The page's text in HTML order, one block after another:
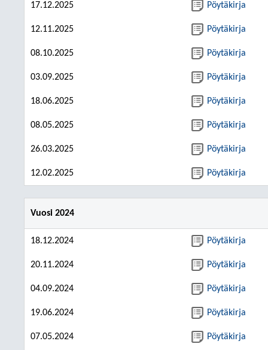
17.12.2025 Pöytäkirja
12.11.2025 Pöytäkirja
08.10.2025 Pöytäkirja
03.09.2025 Pöytäkirja
18.06.2025 Pöytäkirja
08.05.2025 Pöytäkirja
26.03.2025 Pöytäkirja
12.02.2025 Pöytäkirja
Vuosi 2024
18.12.2024 Pöytäkirja
20.11.2024 Pöytäkirja
04.09.2024 Pöytäkirja
19.06.2024 Pöytäkirja
07.05.2024 Pöytäkirja